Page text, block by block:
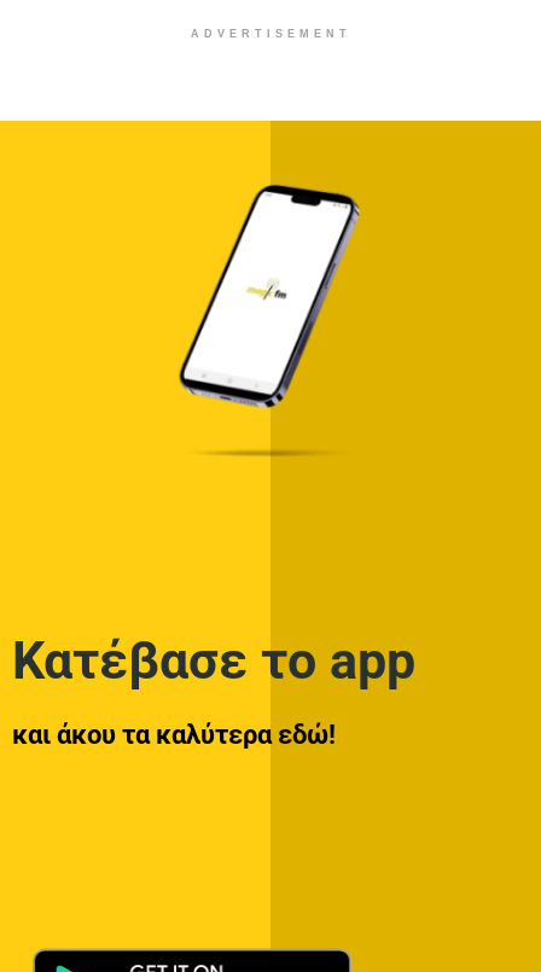
ADVERTISEMENT
Κατέβασε το app
και άκου τα καλύτερα εδώ!